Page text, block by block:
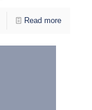
Read more